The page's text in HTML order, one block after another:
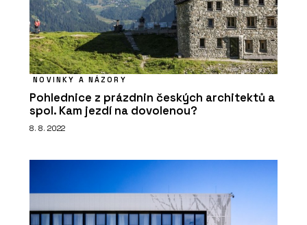
ČLÁNKY
Pražský Fragment získal druhé místo
v kategorii inovace v mezinárodní
NOVINKY A NÁZORY
Pohlednice z prázdnin českých architektů a
spol. Kam jezdí na dovolenou?
8. 8. 2022